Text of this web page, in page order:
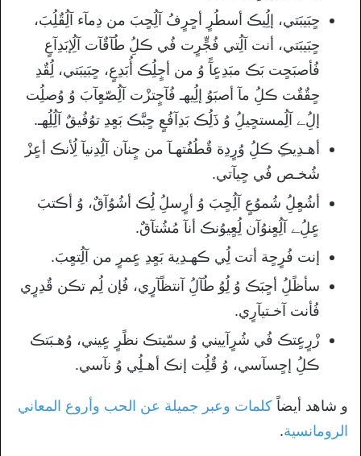
حٍبَيبَتي، إلُِيڪ أسطُرٍ أحٍرٍفُ آلُِحٍبَ من دِمآء آلُِقٌلُِبَ،
حٍبَيبَتي، أنت آلُِتي فُجٍّرٍت فُي ڪلُِ طُآقٌآت آلُِإبَدِآعٍ
فُأصبَحٍت بَڪ مبَدِعٍآً وُ من أجٍلُِڪ أُبَدِعٍ، حٍبَيبَتي، لُِقٌدِ
حٍقٌقٌت ڪلُِ مآ أصبَوُ إلُِيهـ فُآجٍتزْت آلُِصّعٍآبَ وُ وُصلُِت
إلُِﮯ آلُِمستحٍيلُِ وُ ذَلُِڪ بَدِآفُعٍ حٍبَّڪ بَعٍدِ توُفُيقٌ آلُِلُِهـ.
أهـدِيڪِ ڪلُِ وُرٍدِة قٌطُفُتهـآ من جٍنآن آلُِدِنيآ لُِأنڪ أعٍزْ
شُخـص فُي حٍيآتي.
أشُعٍلُِ شُموُعٍ آلُِحٍبَ وُ أرٍسلُِ لُِڪ أشُوُآقٌ، وُ أڪتبَ
عٍلُِﮯ آلُِعٍنوُآن لُِعٍيوُنڪ أنآ مُشُتآقٌ.
إنت فُرٍحٍة أتت لُِي ڪهـدِية بَعٍدِ عٍمرٍ من آلُِتعٍبَ.
سأظًلُِ أحٍبَڪ وُ لُِوُ طُآلُِ آنتظًآرٍي، فُإن لُِم تڪن قٌدِرٍي
فُأنت آخـتيآرٍي.
زْرٍعٍتڪ فُي شُرٍآييني وُ سمّيتڪ نظًرٍ عٍيني، وُهـبَتڪ
ڪلُِ إحٍسآسي، وُ قٌلُِت إنڪ أهـلُِي وُ نآسي.
و شاهد أيضاً كلمات وعبر جميلة عن الحب وأروع المعاني
الرومانسية.